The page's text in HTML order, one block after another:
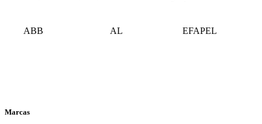
ABB AL EFAPEL
Marcas